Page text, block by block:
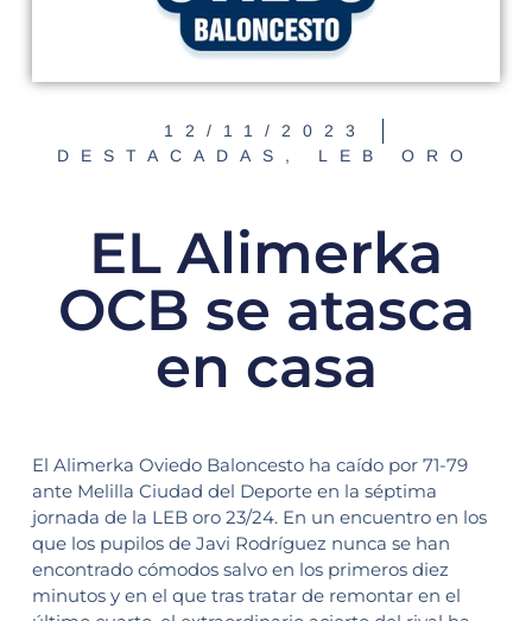
12/11/2023
DESTACADAS , LEB ORO
EL Alimerka
OCB se atasca
en casa
El Alimerka Oviedo Baloncesto ha caído por 71-79
ante Melilla Ciudad del Deporte en la séptima
jornada de la LEB oro 23/24. En un encuentro en los
que los pupilos de Javi Rodríguez nunca se han
encontrado cómodos salvo en los primeros diez
minutos y en el que tras tratar de remontar en el